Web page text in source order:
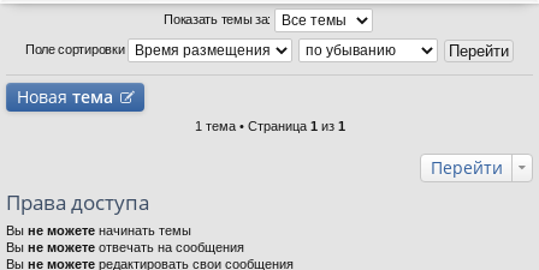
Показать темы за:
Поле сортировки
Новая тема
1 тема • Страница 1 из 1
Перейти
Права доступа
Вы не можете начинать темы
Вы не можете отвечать на сообщения
Вы не можете редактировать свои сообщения